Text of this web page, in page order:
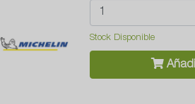
Stock Disponible